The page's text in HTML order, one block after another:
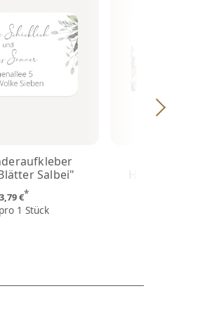
Salbei"
3,79 €*
1 Stück
Hochzeit